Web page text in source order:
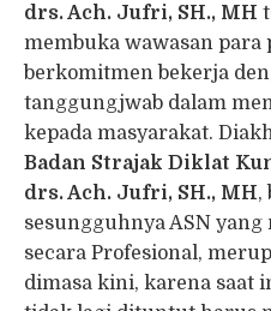
drs. Ach. Jufri, SH., MH
membuka wawasan
berkomitmen bekerja
tanggungjwab dalam
kepada masyarakat.
Badan Strajak Diklat
drs. Ach. Jufri, SH., MH,
sesungguhnya ASN
secara Profesional,
dimasa kini, karena saat